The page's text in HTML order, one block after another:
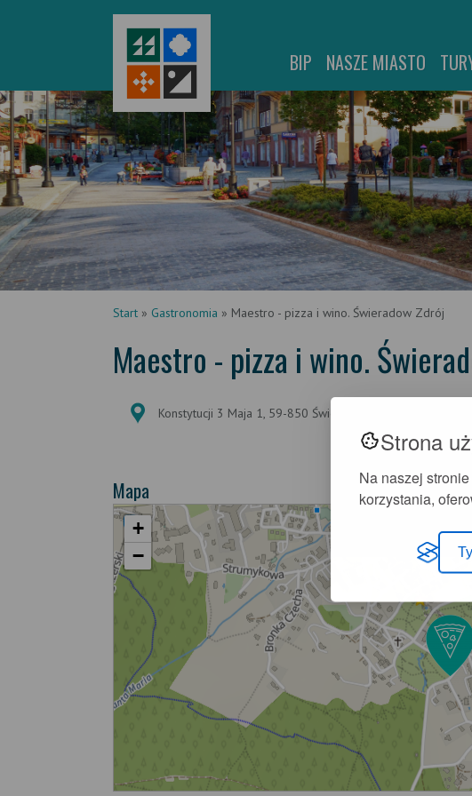
Strona
Na naszej
korzystania,
BIP NASZE MIASTO
Start » Gastronomia » Maestro - pizza i wino. Świeradow Zdrój
Maestro - pizza i wino.
Konstytucji 3 Maja 1, 59-850 Świeradów-Zdrój
Mapa
+
−